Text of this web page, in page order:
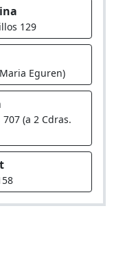
129
Eguren)
(a 2 Cdras.